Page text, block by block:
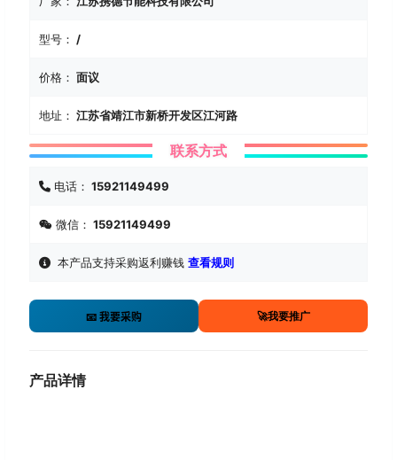
型号： /
价格： 面议
地址： 江苏省靖江市新桥开发区江河路
联系方式
电话： 15921149499
微信： 15921149499
本产品支持采购返利赚钱 查看规则
📧 我要采购 🚀我要推广
产品详情